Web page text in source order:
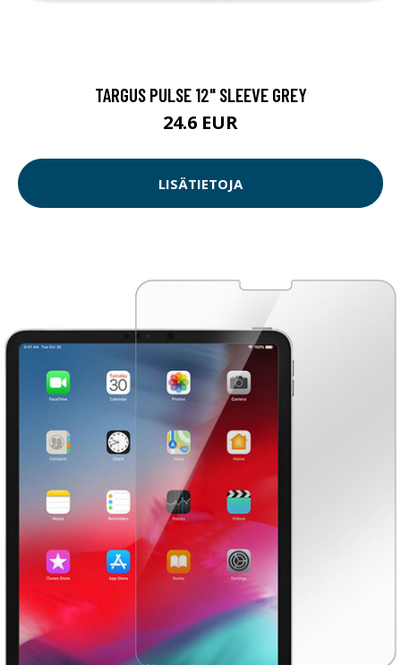
TARGUS PULSE 12" SLEEVE GREY
24.6 EUR
LISÄTIETOJA